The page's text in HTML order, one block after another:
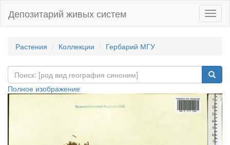
Депозитарий живых систем
Растения Коллекции Гербарий МГУ
Полное изображение